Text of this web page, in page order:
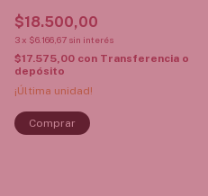
$18.500,00
3 x $6.166,67 sin interés
$17.575,00 con Transferencia o
depósito
¡Última unidad!